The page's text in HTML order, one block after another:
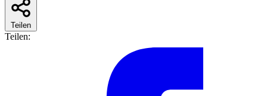
Teilen
Teilen: